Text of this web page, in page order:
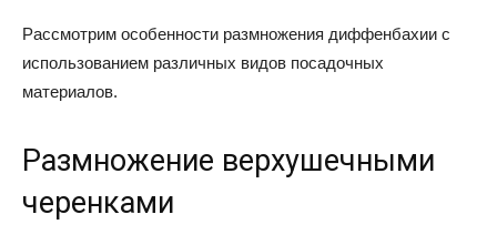
Рассмотрим особенности размножения диффенбахии с
использованием различных видов посадочных
материалов.
Размножение верхушечными
черенками